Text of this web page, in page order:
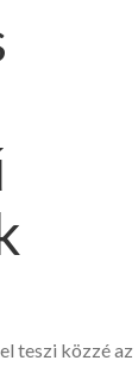
teszi közzé az